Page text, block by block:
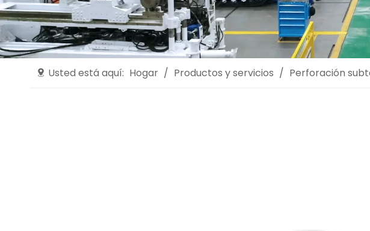
Usted está aquí: Hogar / Productos y servicios / Perforación